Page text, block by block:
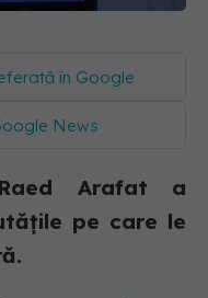
în Google
News
Arafat a
pe care le